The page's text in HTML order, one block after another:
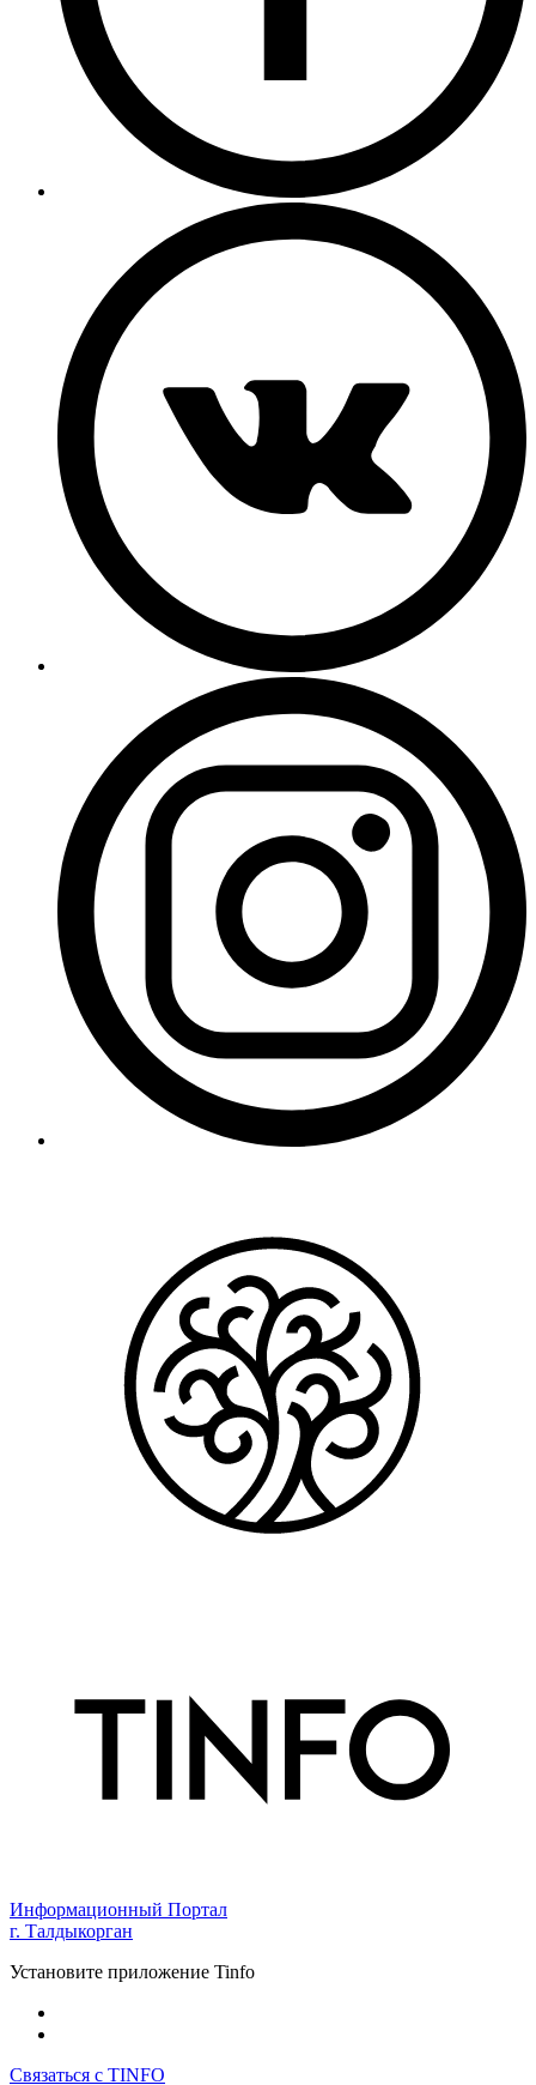
Информационный Портал
г. Талдыкорган
Установите приложение Tinfo
Связаться с TINFO